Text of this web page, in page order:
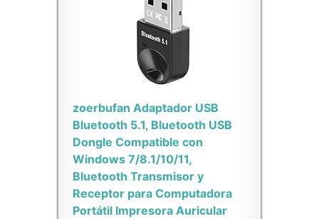
zoerbufan Adaptador USB
Bluetooth 5.1, Bluetooth USB
Dongle Compatible con
Windows 7/8.1/10/11,
Bluetooth Transmisor y
Receptor para Computadora
Portátil Impresora Auricular